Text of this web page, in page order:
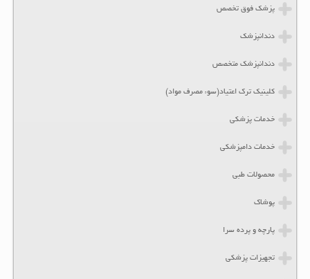
پزشک فوق تخصص
دندانپزشک
دندانپزشک متخصص
کلینیک ترک اعتیاد(سوء مصرف مواد)
خدمات پزشکی
خدمات دامپزشکی
محصولات طبی
پوشاک
پارچه و پرده سرا
تجهیزات پزشکی